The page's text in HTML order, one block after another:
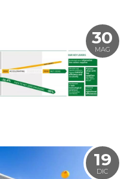
30
MAG
19
DIC